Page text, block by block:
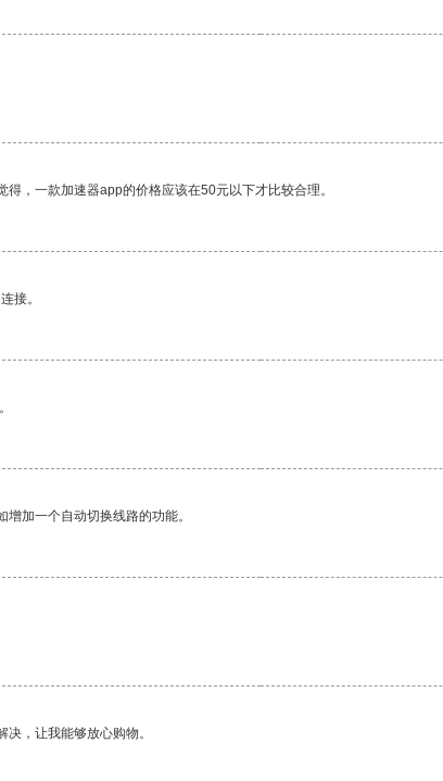
，一款加速器app的价格应该在50元以下才比较合理。
接。
加一个自动切换线路的功能。
，让我能够放心购物。